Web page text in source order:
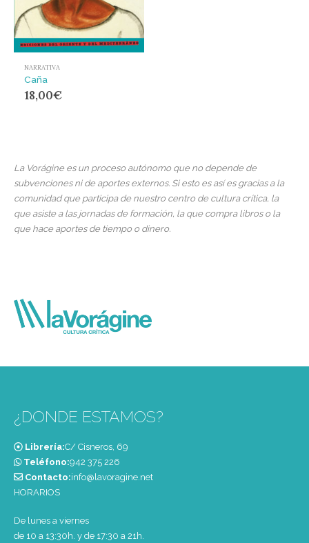
NARRATIVA
Caña
18,00€
La Vorágine es un proceso autónomo que no depende de
subvenciones ni de aportes externos. Si esto es así es gracias a la
comunidad que participa de nuestro centro de cultura crítica, la
que asiste a las jornadas de formación, la que compra libros o la
que hace aportes de tiempo o dinero.
¿DONDE ESTAMOS?
Librería:C/ Cisneros, 69
Teléfono:‭942 375 226‬
Contacto:info@lavoragine.net
HORARIOS
De lunes a viernes
de 10 a 13:30h. y de 17:30 a 21h.